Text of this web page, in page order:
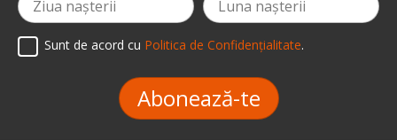
Sunt de acord cu Politica de Confidențialitate.
Abonează-te